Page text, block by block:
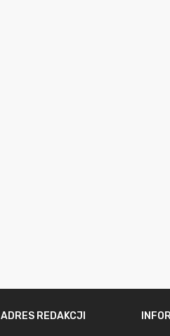
ADRES REDAKCJI